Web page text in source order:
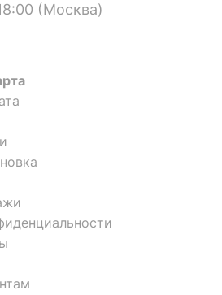
(Москва)